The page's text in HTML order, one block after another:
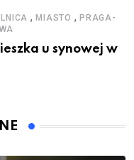
,MIASTO ,PRAGA-
u synowej w